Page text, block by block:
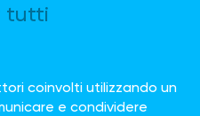
tutti
coinvolti utilizzando un
e condividere